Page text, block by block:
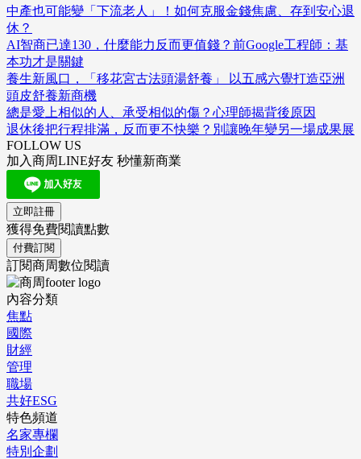
中產也可能變「下流老人」！如何克服金錢焦慮、存到安心退
休？
AI智商已達130，什麼能力反而更值錢？前Google工程師：基
本功才是關鍵
養生新風口，「移花宮古法頭湯舒養」 以五感六覺打造亞洲
頭皮舒養新商機
總是愛上相似的人、承受相似的傷？心理師揭背後原因
退休後把行程排滿，反而更不快樂？別讓晚年變另一場成果展
FOLLOW US
加入商周LINE好友 秒懂新商業
立即註冊
獲得免費閱讀點數
付費訂閱
訂閱商周數位閱讀
內容分類
焦點
國際
財經
管理
職場
共好ESG
特色頻道
名家專欄
特別企劃